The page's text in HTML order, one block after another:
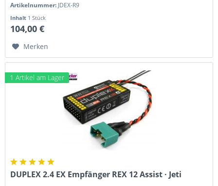
Artikelnummer: JDEX-R9
Inhalt 1 Stück
104,00 €
Merken
1 Artikel am Lager
DUPLEX 2.4 EX Empfänger REX 12 Assist · Jeti